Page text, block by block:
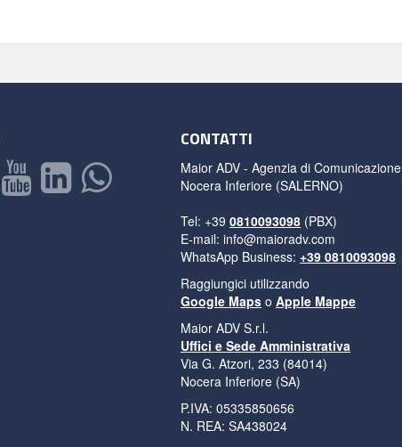
CONTATTI
Maior ADV - Agenzia di Comunicazione
Nocera Inferiore (SALERNO)
Tel: +39 0810093098 (PBX)
E-mail: info@maioradv.com
WhatsApp Business: +39 0810093098
Raggiungici utilizzando
Google Maps o Apple Mappe
Maior ADV S.r.l.
Uffici e Sede Amministrativa
Via G. Atzori, 233 (84014)
Nocera Inferiore (SA)
P.IVA: 05335850656
N. REA: SA438024